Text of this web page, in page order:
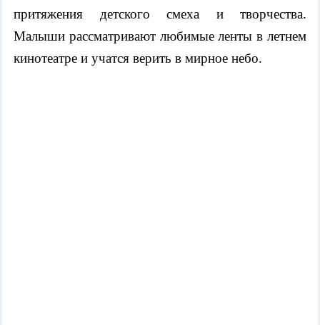
притяжения детского смеха и творчества.
Малыши рассматривают любимые ленты в летнем
кинотеатре и учатся верить в мирное небо.